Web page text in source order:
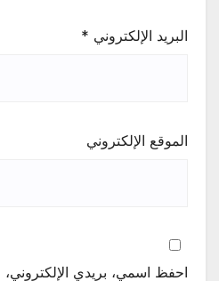
البريد الإلكتروني *
الموقع الإلكتروني
احفظ اسمي، بريدي الإلكتروني،